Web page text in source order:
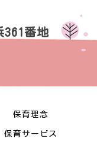
361番地
保育理念
保育サービス